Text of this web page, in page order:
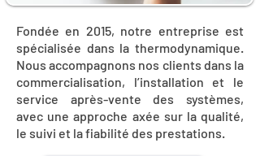
Fondée en 2015, notre entreprise est
spécialisée dans la thermodynamique.
Nous accompagnons nos clients dans la
commercialisation, l’installation et le
service après-vente des systèmes,
avec une approche axée sur la qualité,
le suivi et la fiabilité des prestations.